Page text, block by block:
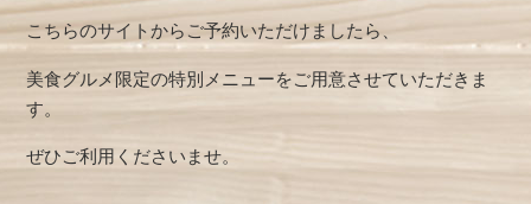
こちらのサイトからご予約いただけましたら、
美食グルメ限定の特別メニューをご用意させていただきま
す。
ぜひご利用くださいませ。